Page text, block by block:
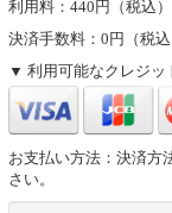
利用料：440円（税込）
決済手数料：0円（税込
利用可能なクレジッ
お支払い方法：決済方
さい。